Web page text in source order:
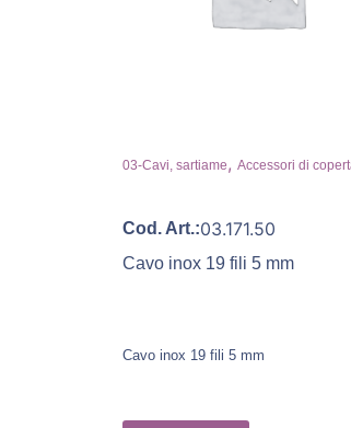
03-Cavi, sartiame, Accessori di
Cod. Art.:03.171.50
Cavo inox 19 fili 5 mm
Cavo inox 19 fili 5 mm